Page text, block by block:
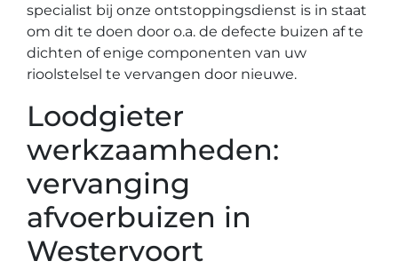
specialist bij onze ontstoppingsdienst is in staat
om dit te doen door o.a. de defecte buizen af te
dichten of enige componenten van uw
rioolstelsel te vervangen door nieuwe.
Loodgieter
werkzaamheden:
vervanging
afvoerbuizen in
Westervoort